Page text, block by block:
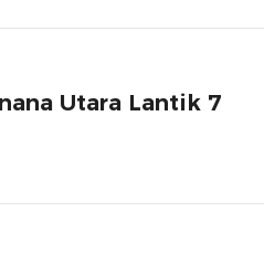
Utara Lantik 7